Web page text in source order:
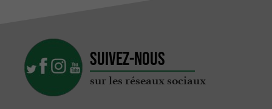
Suivez-nous
sur les réseaux sociaux